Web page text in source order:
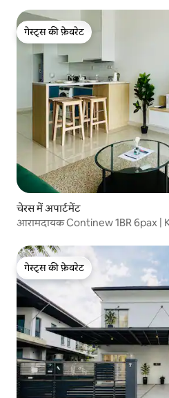
गेस्ट्स की फ़ेवरेट
गेस्ट्स की फ़ेवरेट
चेरस में अपार्टमेंट
आरामदायक Continew 1BR 6pax |
गेस्ट्स की फ़ेवरेट
गेस्ट्स की फ़ेवरेट